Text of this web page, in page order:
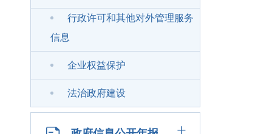
行政许可和其他对外管理服务
信息
企业权益保护
法治政府建设
+